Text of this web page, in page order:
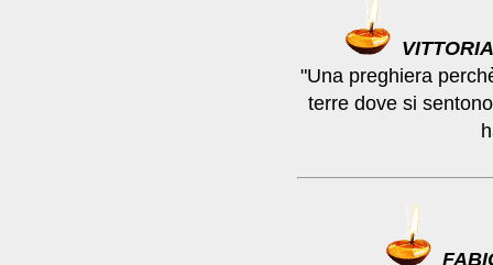
"Una preghiera
terre dove si